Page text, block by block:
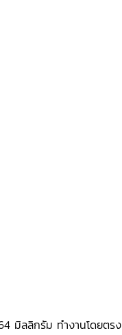
มิลลิกรัม ทำงานโดยตรง